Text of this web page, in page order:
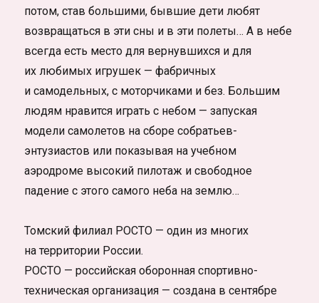
потом, став большими, бывшие дети любят
возвращаться в эти сны и в эти полеты… А в небе
всегда есть место для вернувшихся и для
их любимых игрушек — фабричных
и самодельных, с моторчиками и без. Большим
людям нравится играть с небом — запуская
модели самолетов на сборе собратьев-
энтузиастов или показывая на учебном
аэродроме высокий пилотаж и свободное
падение с этого самого неба на землю…
Томский филиал РОСТО — один из многих
на территории России.
РОСТО — российская оборонная спортивно-
техническая организация — создана в сентябре